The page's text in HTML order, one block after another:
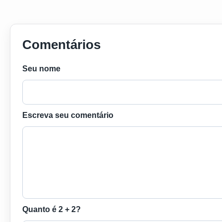
Comentários
Seu nome
Escreva seu comentário
Quanto é 2 + 2?